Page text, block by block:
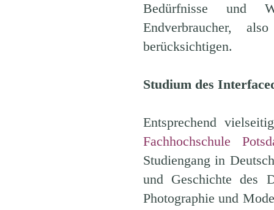
Bedürfnisse und
Endverbraucher,
berücksichtigen.
Studium des
Entsprechend
Fachhochschule
Studiengang in
und Geschichte des
Photographie und